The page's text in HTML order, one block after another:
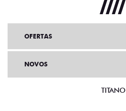
OFERTAS
NOVOS
TITANO